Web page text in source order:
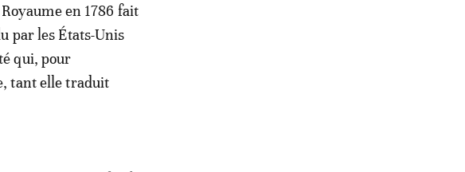
en 1786 fait
par les États-Unis
qui, pour
tant elle traduit